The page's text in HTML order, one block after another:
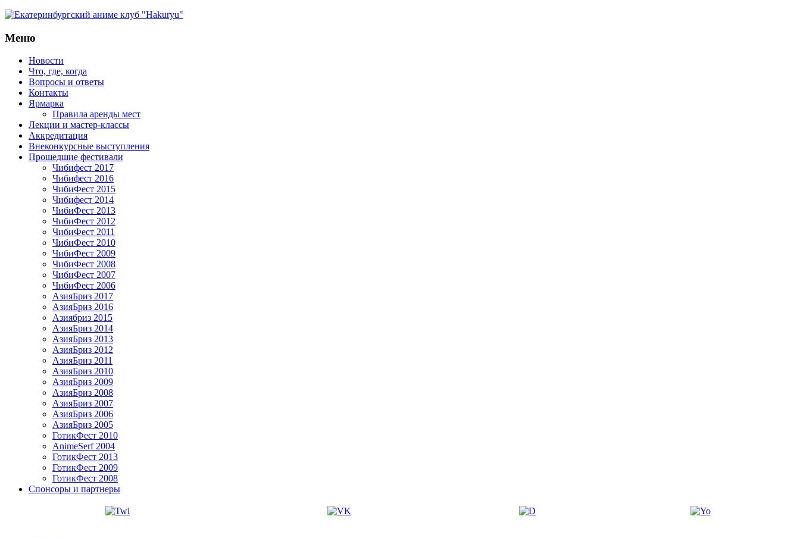
Меню
Новости
Что, где, когда
Вопросы и ответы
Контакты
Ярмарка
Правила аренды мест
Лекции и мастер-классы
Аккредитация
Внеконкурсные выступления
Прошедшие фестивали
Чибифест 2017
Чибифест 2016
ЧибиФест 2015
Чибифест 2014
ЧибиФест 2013
ЧибиФест 2012
ЧибиФест 2011
ЧибиФест 2010
ЧибиФест 2009
ЧибиФест 2008
ЧибиФест 2007
ЧибиФест 2006
АзияБриз 2017
АзияБриз 2016
Азиябриз 2015
АзияБриз 2014
АзияБриз 2013
АзияБриз 2012
АзияБриз 2011
АзияБриз 2010
АзияБриз 2009
АзияБриз 2008
АзияБриз 2007
АзияБриз 2006
АзияБриз 2005
ГотикФест 2010
AnimeSerf 2004
ГотикФест 2013
ГотикФест 2009
ГотикФест 2008
Спонсоры и партнеры